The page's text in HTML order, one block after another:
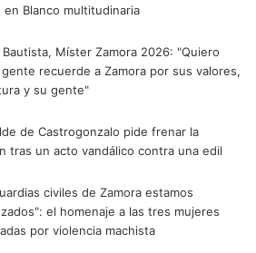
en Blanco multitudinaria
Bautista, Míster Zamora 2026: "Quiero
recuerde a Zamora por sus valores,
y su gente"
de Castrogonzalo pide frenar la
tras un acto vandálico contra una edil
civiles de Zamora estamos
el homenaje a las tres mujeres
por violencia machista